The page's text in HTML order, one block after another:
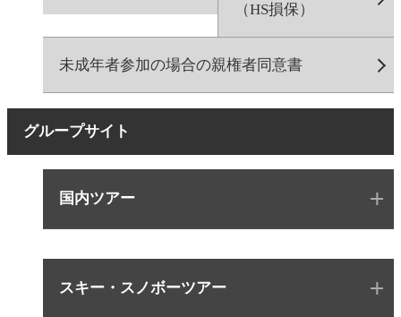
（HS損保）
未成年者参加の場合の親権者同意書
グループサイト
国内ツアー
スキー・スノボーツアー